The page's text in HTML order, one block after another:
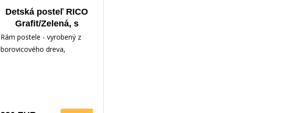
Detská posteľ RICO
Grafit/Zelená, s
prístelkou 90x200 cm,
bez matraca
Rám postele - vyrobený z
borovicového dreva,